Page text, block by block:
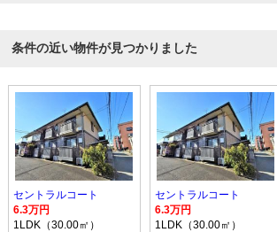
条件の近い物件が見つかりました
セントラルコート
6.3万円
1LDK（30.00㎡）
セントラルコート
6.3万円
1LDK（30.00㎡）